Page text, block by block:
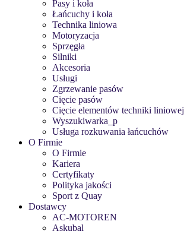
Pasy i koła
Łańcuchy i koła
Technika liniowa
Motoryzacja
Sprzęgła
Silniki
Akcesoria
Usługi
Zgrzewanie pasów
Cięcie pasów
Cięcie elementów techniki liniowej
Wyszukiwarka_p
Usługa rozkuwania łańcuchów
O Firmie
O Firmie
Kariera
Certyfikaty
Polityka jakości
Sport z Quay
Dostawcy
AC-MOTOREN
Askubal